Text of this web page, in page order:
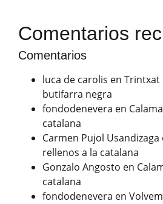
Comentarios
Comentarios
luca de carolis en Trintxat
butifarra negra
fondodenevera en
catalana
Carmen Pujol Usandizaga
rellenos a la catalana
Gonzalo Angosto en
catalana
fondodenevera en